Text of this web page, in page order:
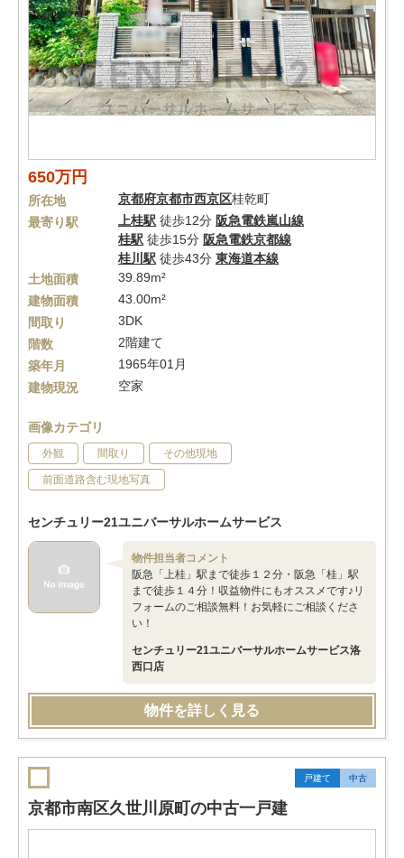
650万円
所在地 京都府京都市西京区桂乾町
最寄り駅
上桂駅 徒歩12分 阪急電鉄嵐山線
桂駅 徒歩15分 阪急電鉄京都線
桂川駅 徒歩43分 東海道本線
土地面積
39.89m²
建物面積
43.00m²
間取り
3DK
階数
2階建て
築年月
1965年01月
建物現況
空家
画像カテゴリ
外観 間取り その他現地
前面道路含む現地写真
センチュリー21ユニバーサルホームサービス
物件担当者コメント
阪急「上桂」駅まで徒歩１２分・阪急「桂」駅
まで徒歩１４分！収益物件にもオススメです♪リ
フォームのご相談無料！お気軽にご相談くださ
い！
センチュリー21ユニバーサルホームサービス洛
西口店
物件を詳しく見る
戸建て 中古
京都市南区久世川原町の中古一戸建